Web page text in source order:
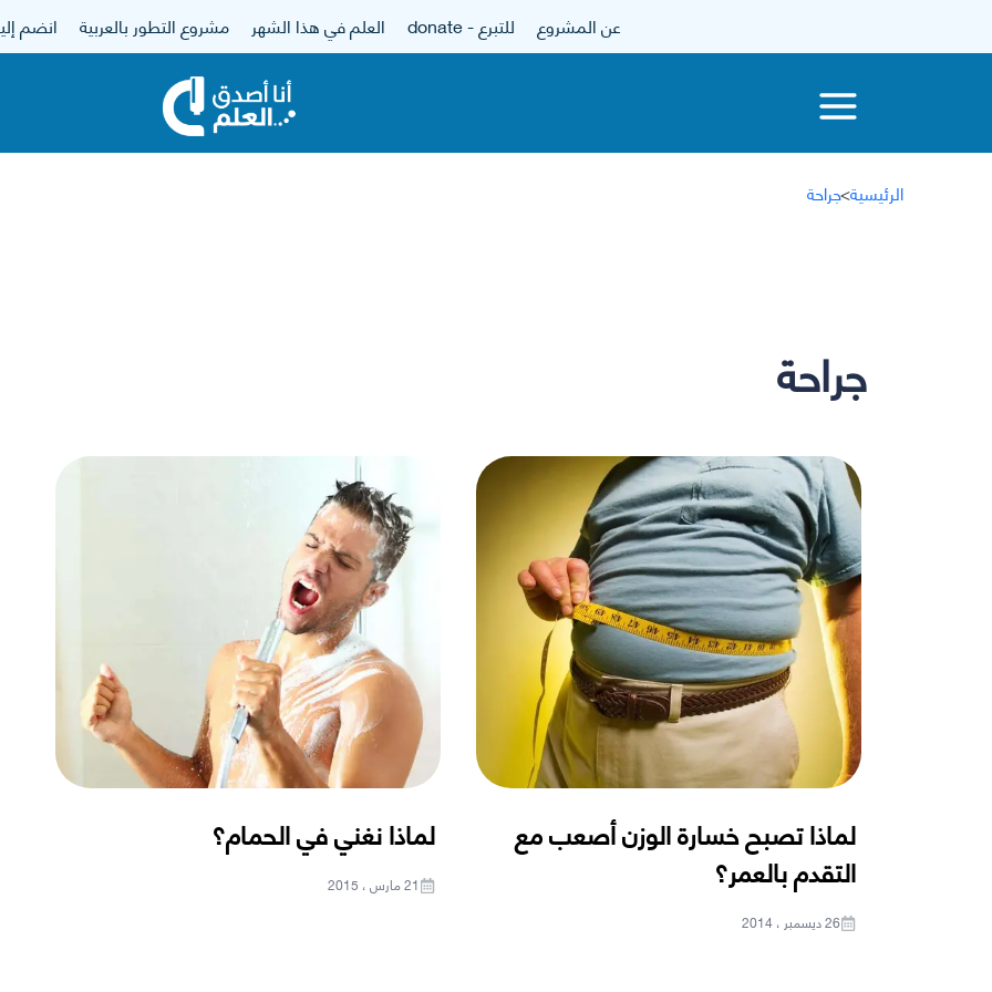
عن المشروع للتبرع - donate العلم في هذا الشهر مشروع التطور بالعربية انضم
الرئيسية>جراحة
جراحة
لماذا تصبح خسارة الوزن أصعب مع
التقدم بالعمر؟
26 ديسمبر ، 2014
لماذا نغني في الحمام؟
21 مارس ، 2015